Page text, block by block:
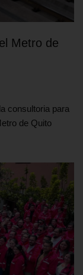
Metro de
consultoria para
de Quito